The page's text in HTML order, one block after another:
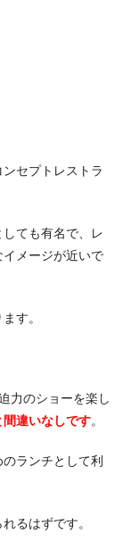
セプトレストラ
ても有名で、レ
メージが近いで
す。
力のショーを楽し
違いなしです。
ランチとして利
るはずです。